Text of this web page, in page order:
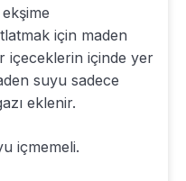
için maden
içeceklerin içinde yer
suyu sadece
eklenir.
içmemeli.